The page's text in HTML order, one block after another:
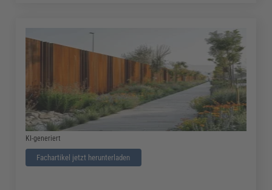
KI-generiert
Fachartikel jetzt herunterladen